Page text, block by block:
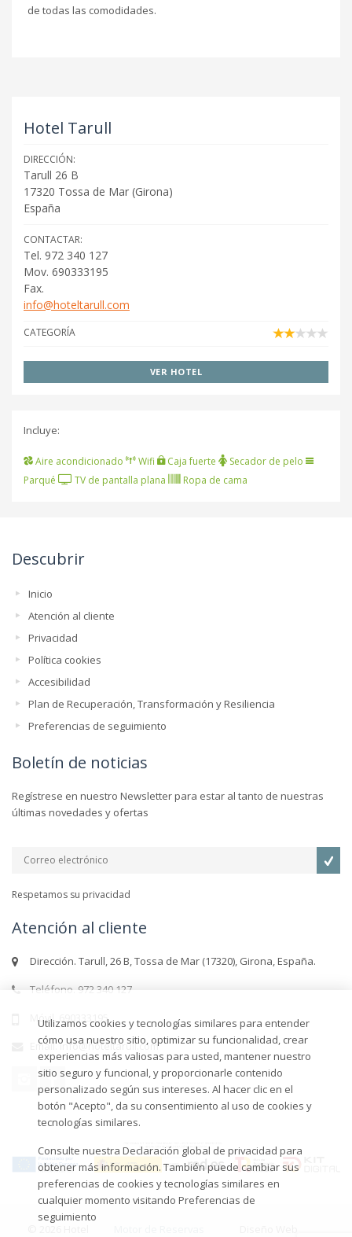
de todas las comodidades.
Hotel Tarull
DIRECCIÓN:
Tarull 26 B
17320 Tossa de Mar (Girona)
España
CONTACTAR:
Tel. 972 340 127
Mov. 690333195
Fax.
info@hoteltarull.com
CATEGORÍA
VER HOTEL
Incluye:
Aire acondicionado Wifi Caja fuerte
Secador de pelo
Parqué
TV de pantalla plana Ropa de cama
Descubrir
Inicio
Atención al cliente
Privacidad
Política cookies
Accesibilidad
Plan de Recuperación, Transformación y Resiliencia
Preferencias de seguimiento
Boletín de noticias
Regístrese en nuestro Newsletter para estar al tanto de nuestras
últimas novedades y ofertas
Respetamos su privacidad
Atención al cliente
Dirección. Tarull, 26 B, Tossa de Mar (17320), Girona, España.
Teléfono. 972 340 127
Móvil. 690333195
Email. info@hoteltarull.com
Utilizamos cookies y tecnologías similares para entender
cómo usa nuestro sitio, optimizar su funcionalidad, crear
experiencias más valiosas para usted, mantener nuestro
sitio seguro y funcional, y proporcionarle contenido
personalizado según sus intereses. Al hacer clic en el
botón "Acepto", da su consentimiento al uso de cookies y
tecnologías similares.
Consulte nuestra Declaración global de privacidad para
obtener más información. También puede cambiar sus
preferencias de cookies y tecnologías similares en
cualquier momento visitando Preferencias de
seguimiento